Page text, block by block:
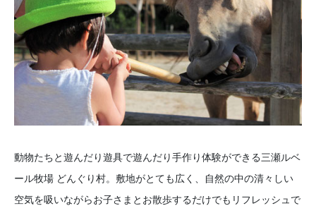
動物たちと遊んだり遊具で遊んだり手作り体験ができる三瀬ルベ
ール牧場 どんぐり村。敷地がとても広く、自然の中の清々しい
空気を吸いながらお子さまとお散歩するだけでもリフレッシュで